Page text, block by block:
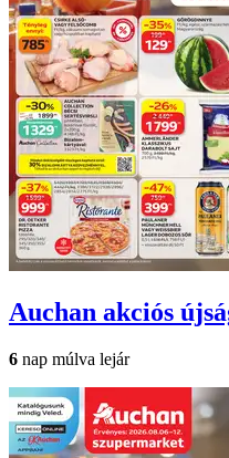
Auchan akciós
6 nap múlva lejár